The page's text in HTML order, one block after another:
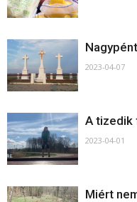
2023-04-07
A tizedik
2023-04-01
Miért